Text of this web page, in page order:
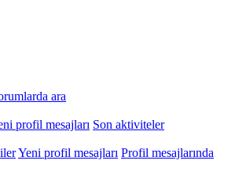
ara
profil mesajları Son aktiviteler
Yeni profil mesajları Profil mesajlarında